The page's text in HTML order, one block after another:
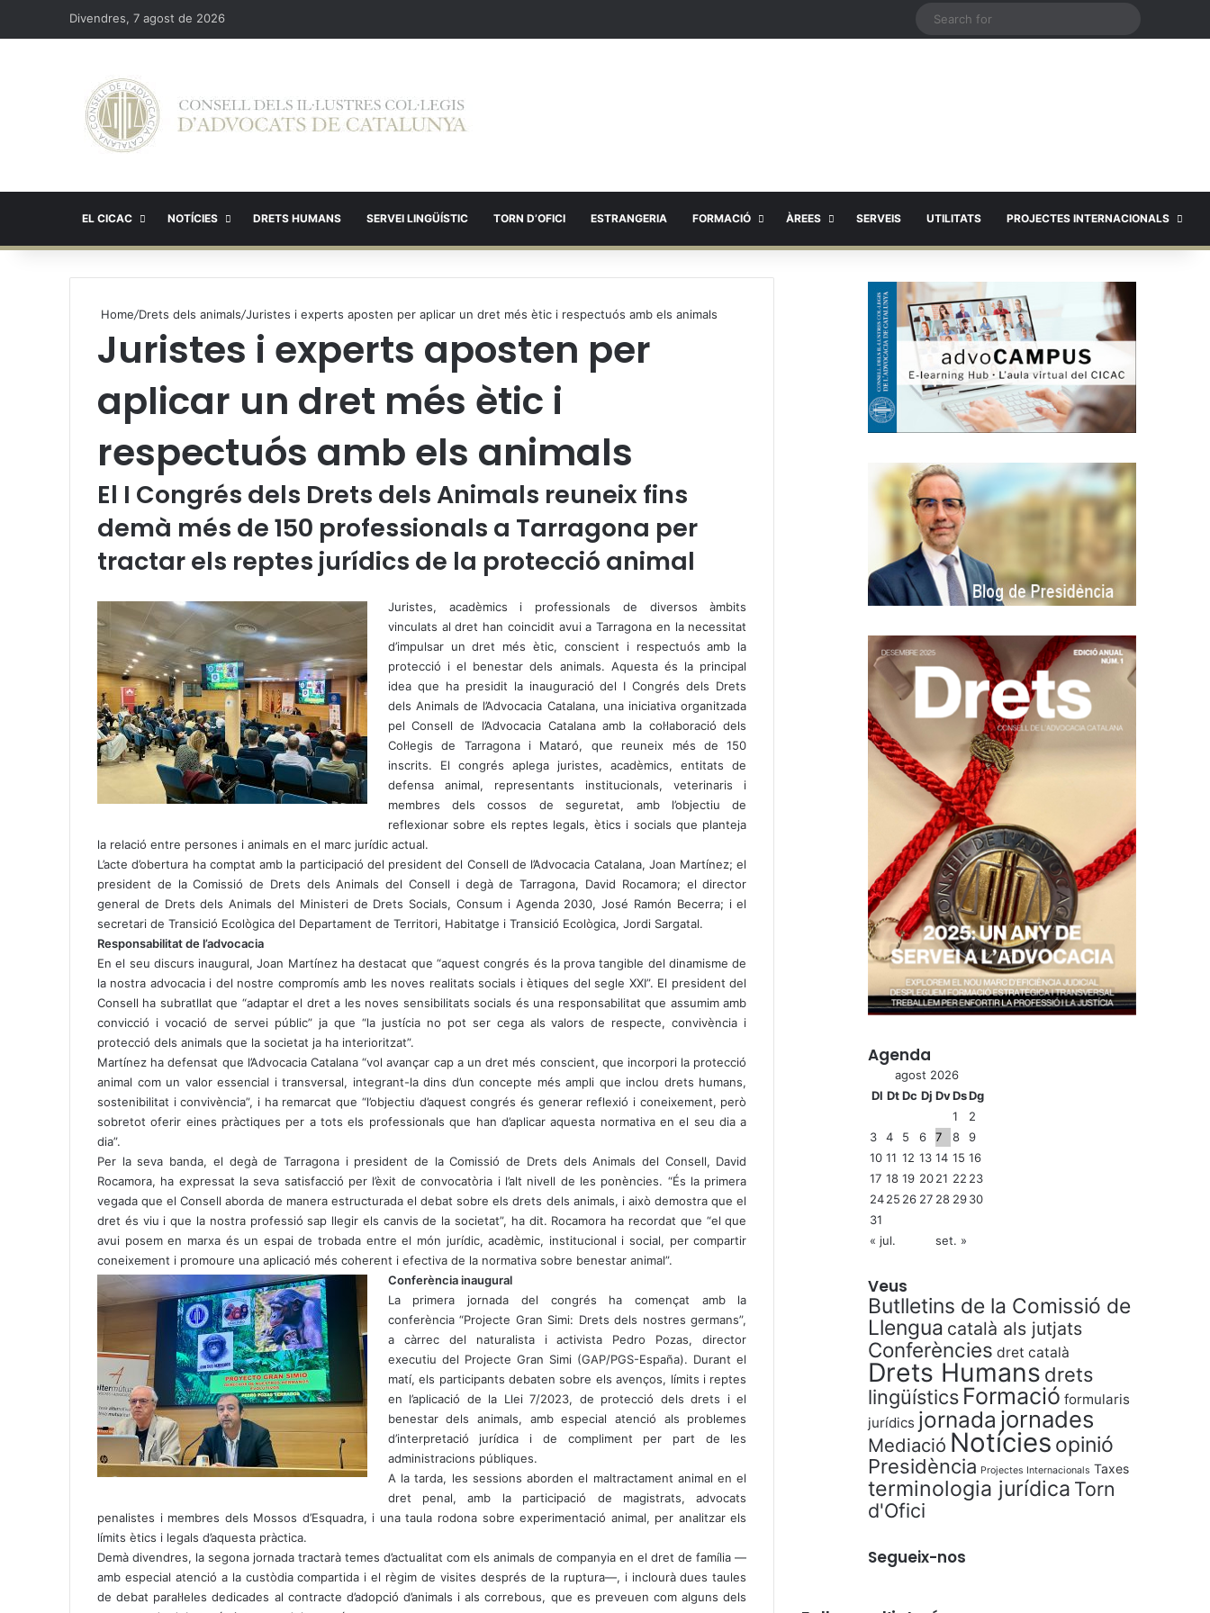
Divendres, 7 agost de 2026
EL CICAC NOTÍCIES DRETS HUMANS SERVEI LINGÜÍSTIC TORN D’OFICI ESTRANGERIA FORMACIÓ ÀREES SERVEIS UTILITATS PROJECTES INTERNACIONALS
Home/Drets dels animals/Juristes i experts aposten per aplicar un dret més ètic i respectuós amb els animals
Juristes i experts aposten per
aplicar un dret més ètic i
respectuós amb els animals
El I Congrés dels Drets dels Animals reuneix fins
demà més de 150 professionals a Tarragona per
tractar els reptes jurídics de la protecció animal
h
a
t
s
A
p
p
e
l
e
g
r
a
m
Juristes, acadèmics i professionals de diversos àmbits
vinculats al dret han coincidit avui a Tarragona en la necessitat
d’impulsar un dret més ètic, conscient i respectuós amb la
protecció i el benestar dels animals. Aquesta és la principal
idea que ha presidit la inauguració del I Congrés dels Drets
dels Animals de l’Advocacia Catalana, una iniciativa organitzada
pel Consell de l’Advocacia Catalana amb la col·laboració dels
Col·legis de Tarragona i Mataró, que reuneix més de 150
inscrits. El congrés aplega juristes, acadèmics, entitats de
defensa animal, representants institucionals, veterinaris i
membres dels cossos de seguretat, amb l’objectiu de
reflexionar sobre els reptes legals, ètics i socials que planteja
la relació entre persones i animals en el marc jurídic actual.
L’acte d’obertura ha comptat amb la participació del president del Consell de l’Advocacia Catalana, Joan Martínez; el
president de la Comissió de Drets dels Animals del Consell i degà de Tarragona, David Rocamora; el director
general de Drets dels Animals del Ministeri de Drets Socials, Consum i Agenda 2030, José Ramón Becerra; i el
secretari de Transició Ecològica del Departament de Territori, Habitatge i Transició Ecològica, Jordi Sargatal.
Responsabilitat de l’advocacia
En el seu discurs inaugural, Joan Martínez ha destacat que “aquest congrés és la prova tangible del dinamisme de
la nostra advocacia i del nostre compromís amb les noves realitats socials i ètiques del segle XXI”. El president del
Consell ha subratllat que “adaptar el dret a les noves sensibilitats socials és una responsabilitat que assumim amb
convicció i vocació de servei públic” ja que “la justícia no pot ser cega als valors de respecte, convivència i
protecció dels animals que la societat ja ha interioritzat”.
Martínez ha defensat que l’Advocacia Catalana “vol avançar cap a un dret més conscient, que incorpori la protecció
animal com un valor essencial i transversal, integrant-la dins d’un concepte més ampli que inclou drets humans,
sostenibilitat i convivència”, i ha remarcat que “l’objectiu d’aquest congrés és generar reflexió i coneixement, però
sobretot oferir eines pràctiques per a tots els professionals que han d’aplicar aquesta normativa en el seu dia a
dia”.
Per la seva banda, el degà de Tarragona i president de la Comissió de Drets dels Animals del Consell, David
Rocamora, ha expressat la seva satisfacció per l’èxit de convocatòria i l’alt nivell de les ponències. “És la primera
vegada que el Consell aborda de manera estructurada el debat sobre els drets dels animals, i això demostra que el
dret és viu i que la nostra professió sap llegir els canvis de la societat”, ha dit. Rocamora ha recordat que “el que
avui posem en marxa és un espai de trobada entre el món jurídic, acadèmic, institucional i social, per compartir
coneixement i promoure una aplicació més coherent i efectiva de la normativa sobre benestar animal”.
Conferència inaugural
La primera jornada del congrés ha començat amb la
conferència “Projecte Gran Simi: Drets dels nostres germans”,
a càrrec del naturalista i activista Pedro Pozas, director
executiu del Projecte Gran Simi (GAP/PGS-España). Durant el
matí, els participants debaten sobre els avenços, límits i reptes
en l’aplicació de la Llei 7/2023, de protecció dels drets i el
benestar dels animals, amb especial atenció als problemes
d’interpretació jurídica i de compliment per part de les
administracions públiques.
A la tarda, les sessions aborden el maltractament animal en el
dret penal, amb la participació de magistrats, advocats
penalistes i membres dels Mossos d’Esquadra, i una taula rodona sobre experimentació animal, per analitzar els
límits ètics i legals d’aquesta pràctica.
Demà divendres, la segona jornada tractarà temes d’actualitat com els animals de companyia en el dret de família —
amb especial atenció a la custòdia compartida i el règim de visites després de la ruptura—, i inclourà dues taules
de debat paral·leles dedicades al contracte d’adopció d’animals i als correbous, que es preveuen com alguns dels
Agenda
agost 2026
Dl Dt Dc Dj DvDsDg
1
2
3
4 5 6 7 8
9
10 11 12 13 14 15 16
17 18 19 2021 22 23
2425 26 27 28 2930
31
« jul.
set. »
Veus
Butlletins de la Comissió de
Llengua català als jutjats
Conferències dret català
Drets Humans drets
lingüístics Formació formularis
jurídics jornada jornades
Mediació Notícies opinió
Presidència Projectes Internacionals Taxes
terminologia jurídica Torn
d'Ofici
Segueix-nos